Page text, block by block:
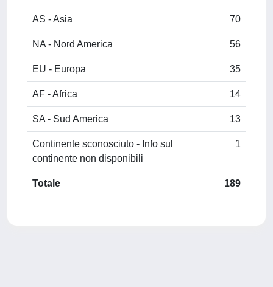
AS - Asia 70
NA - Nord America 56
EU - Europa 35
AF - Africa 14
SA - Sud America 13
Continente sconosciuto - Info sul
continente non disponibili
1
Totale 189